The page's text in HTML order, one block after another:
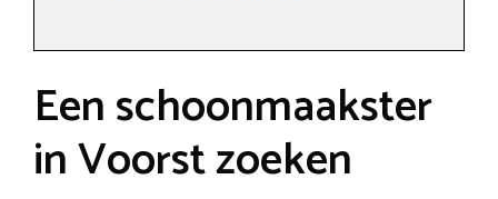
Een schoonmaakster
in Voorst zoeken